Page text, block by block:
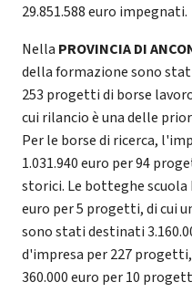
29.851.588 euro impegnati.
Nella PROVINCIA DI
della formazione sono
253 progetti di borse
cui rilancio è una delle
Per le borse di ricerca,
1.031.940 euro per 94
storici. Le botteghe scuola
euro per 5 progetti, di cui
sono stati destinati
d'impresa per 227
360.000 euro per 10